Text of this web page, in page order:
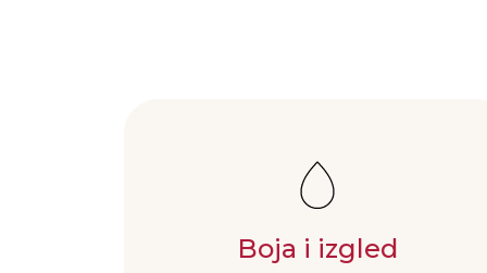
Boja i izgled